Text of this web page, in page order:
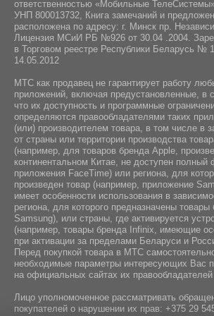
ответственностью «Мобильные
УНП 800013732, Книга замечаний и
расположена по адресу: г. Минск пр.
Лицензия МСиИ РБ №926 от 30.04 .2004.
в Торговом реестре Республики Беларусь №
14.05.2012
МТС как продавец не гарантирует работу
приложений, включая предустановленные, в
что их доступность и программные
определяются правообладателями таких
(или) производителем товара, в том числе в
от страны или территории производства
(например, для товаров бренда Apple,
континентальном Китае, не доступен полный
приложения FaceTime) или региона, для
произведен товар (например, приложение
имеет особенности использования в
региона, для которого предназначены товары
Samsung), или страны, где активируется
(например, товары бренда Infiniх, имеющие
при активации за пределами Беларуси и
Перед покупкой товара в МТС
необходимые параметры интересующих Вас
на официальных сайтах их правообладателей
Лицо уполномоченное рассматривать
покупателей о нарушении их прав: +375 29